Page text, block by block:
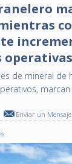
operativas
de mineral de
Enviar un